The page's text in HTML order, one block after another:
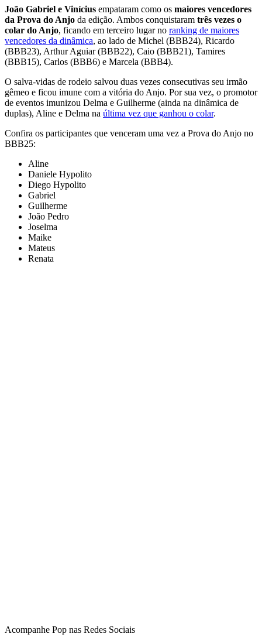
João Gabriel e Vinícius empataram como os maiores vencedores
da Prova do Anjo da edição. Ambos conquistaram três vezes o
colar do Anjo, ficando em terceiro lugar no ranking de maiores
vencedores da dinâmica, ao lado de Michel (BBB24), Ricardo
(BBB23), Arthur Aguiar (BBB22), Caio (BBB21), Tamires
(BBB15), Carlos (BBB6) e Marcela (BBB4).
O salva-vidas de rodeio salvou duas vezes consecutivas seu irmão
gêmeo e ficou imune com a vitória do Anjo. Por sua vez, o promotor
de eventos imunizou Delma e Guilherme (ainda na dinâmica de
duplas), Aline e Delma na última vez que ganhou o colar.
Confira os participantes que venceram uma vez a Prova do Anjo no
BBB25:
Aline
Daniele Hypolito
Diego Hypolito
Gabriel
Guilherme
João Pedro
Joselma
Maike
Mateus
Renata
Acompanhe Pop nas Redes Sociais